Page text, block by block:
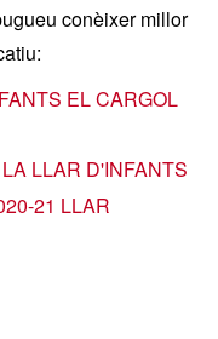
conèixer millor
EL CARGOL
LLAR D'INFANTS
21 LLAR